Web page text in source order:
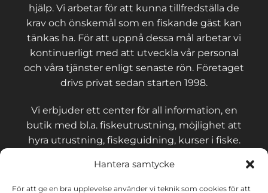
Hantera samtycke
För att ge en bra upplevelse använder vi teknik som cookies för att
hjälp. Vi arbetar för att kunna tillfredställa de
krav och önskemål som en fiskande gäst kan
tänkas ha. För att uppnå dessa mål arbetar vi
kontinuerligt med att utveckla vår personal
och våra tjänster enligt senaste rön. Företaget
drivs privat sedan starten 1998.
Vi erbjuder ett center för all information, en
butik med bl.a. fiskeutrustning, möjlighet att
hyra utrustning, fiskeguidning, kurser i fiske.